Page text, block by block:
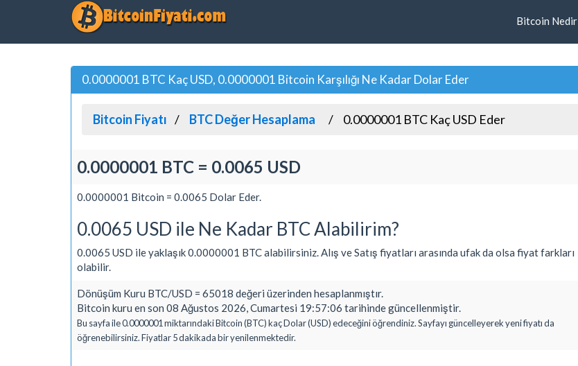
Bitcoin Nedir
0.0000001 BTC Kaç USD, 0.0000001 Bitcoin Karşılığı Ne Kadar Dolar Eder
Bitcoin Fiyatı BTC Değer Hesaplama 0.0000001 BTC Kaç USD Eder
0.0000001 BTC = 0.0065 USD
0.0000001 Bitcoin = 0.0065 Dolar Eder.
0.0065 USD ile Ne Kadar BTC Alabilirim?
0.0065 USD ile yaklaşık 0.0000001 BTC alabilirsiniz. Alış ve Satış fiyatları arasında ufak da olsa fiyat farkları
olabilir.
Dönüşüm Kuru BTC/USD = 65018 değeri üzerinden hesaplanmıştır.
Bitcoin kuru en son 08 Ağustos 2026, Cumartesi 19:57:06 tarihinde güncellenmiştir.
Bu sayfa ile 0.0000001 miktarındaki Bitcoin (BTC) kaç Dolar (USD) edeceğini öğrendiniz. Sayfayı güncelleyerek yeni fiyatı da
öğrenebilirsiniz. Fiyatlar 5 dakikada bir yenilenmektedir.